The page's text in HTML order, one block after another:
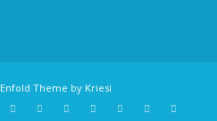
Enfold Theme by Kriesi